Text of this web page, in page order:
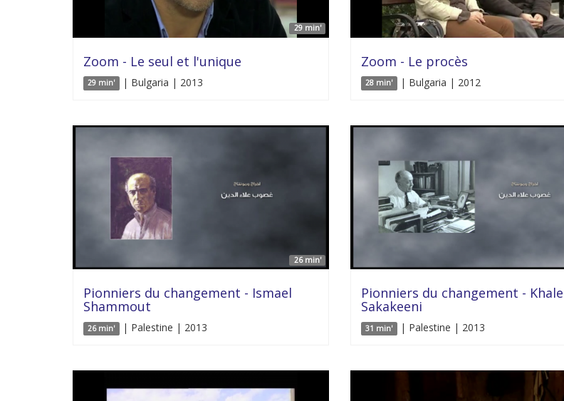
29 min'
Zoom - Le seul et l'unique
29 min' | Bulgaria | 2013
Zoom - Le procès
28 min' | Bulgaria | 2012
26 min'
Pionniers du changement - Ismael
Shammout
26 min' | Palestine | 2013
Pionniers du changement -
Sakakeeni
31 min' | Palestine | 2013